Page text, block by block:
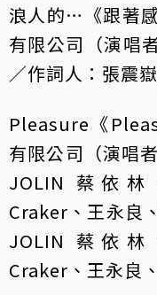
浪人的…《跟著
有限公司（演唱
／作詞人：張震嶽
Pleasure《
有限公司（演唱
JOLIN 蔡依林
Craker、王永良
JOLIN 蔡依林
Craker、王永良